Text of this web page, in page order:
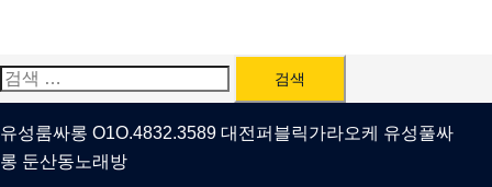
검
색:
유성룸싸롱 O1O.4832.3589 대전퍼블릭가라오케 유성풀싸
롱 둔산동노래방